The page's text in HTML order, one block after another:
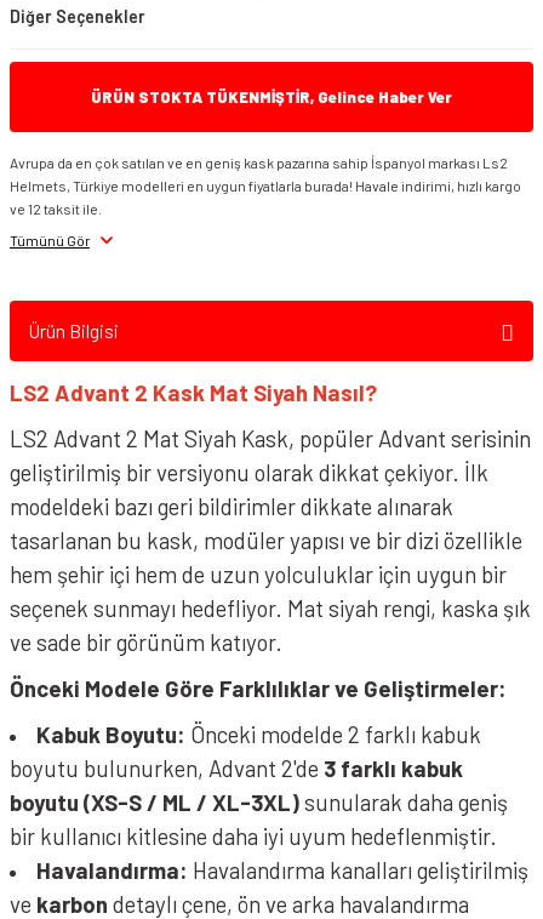
Diğer Seçenekler
LS2 Advant 2 Siyah Kask
ÜRÜN STOKTA TÜKENMİŞTİR, Gelince Haber Ver
Avrupa da en çok satılan ve en geniş kask pazarına sahip İspanyol markası Ls2
Helmets, Türkiye modelleri en uygun fiyatlarla burada! Havale indirimi, hızlı kargo
ve 12 taksit ile.
Tümünü Gör
Ürün Bilgisi
LS2 Advant 2 Kask Mat Siyah Nasıl?
LS2 Advant 2 Mat Siyah Kask, popüler Advant serisinin
geliştirilmiş bir versiyonu olarak dikkat çekiyor. İlk
modeldeki bazı geri bildirimler dikkate alınarak
tasarlanan bu kask, modüler yapısı ve bir dizi özellikle
hem şehir içi hem de uzun yolculuklar için uygun bir
seçenek sunmayı hedefliyor. Mat siyah rengi, kaska şık
ve sade bir görünüm katıyor.
Önceki Modele Göre Farklılıklar ve Geliştirmeler:
Kabuk Boyutu: Önceki modelde 2 farklı kabuk
boyutu bulunurken, Advant 2'de 3 farklı kabuk
boyutu (XS-S / ML / XL-3XL)sunularak daha geniş
bir kullanıcı kitlesine daha iyi uyum hedeflenmiştir.
Havalandırma: Havalandırma kanalları geliştirilmiş
ve karbon detaylı çene, ön ve arka havalandırma